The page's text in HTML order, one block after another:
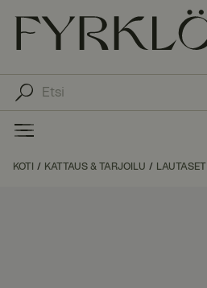
KOTI KATTAUS & TARJOILU LAUTASET